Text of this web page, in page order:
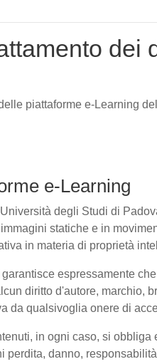
dei
piattaforme e-Learning
e-Learning
degli Studi di
statiche e in
in materia di proprietà
espressamente
diritto d'autore, marchio,
da qualsivoglia onere di
in ogni caso, si
danno,